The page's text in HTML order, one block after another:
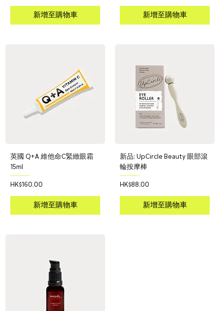
新增至購物車 新增至購物車
英國 Q+A 維他命C緊緻眼霜
15ml
價格
HK$160.00
新增至購物車
新品: UpCircle Beauty 眼部滾
輪按摩棒
價格
HK$88.00
新增至購物車